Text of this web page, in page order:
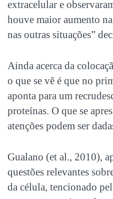
extracelular e
houve maior aumento
nas outras situações”
Ainda acerca da
o que se vê é que no
aponta para um
proteínas. O que se
atenções podem ser
Gualano (et al., 2010),
questões relevantes
da célula, tencionado